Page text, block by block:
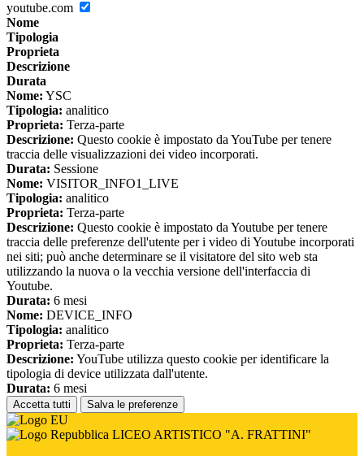
youtube.com
Nome
Tipologia
Proprieta
Descrizione
Durata
Nome: YSC
Tipologia: analitico
Proprieta: Terza-parte
Descrizione: Questo cookie è impostato da YouTube per tenere
traccia delle visualizzazioni dei video incorporati.
Durata: Sessione
Nome: VISITOR_INFO1_LIVE
Tipologia: analitico
Proprieta: Terza-parte
Descrizione: Questo cookie è impostato da Youtube per tenere
traccia delle preferenze dell'utente per i video di Youtube incorporati
nei siti; può anche determinare se il visitatore del sito web sta
utilizzando la nuova o la vecchia versione dell'interfaccia di
Youtube.
Durata: 6 mesi
Nome: DEVICE_INFO
Tipologia: analitico
Proprieta: Terza-parte
Descrizione: YouTube utilizza questo cookie per identificare la
tipologia di device utilizzata dall'utente.
Durata: 6 mesi
Accetta tutti Salva le preferenze
LICEO ARTISTICO "A. FRATTINI"